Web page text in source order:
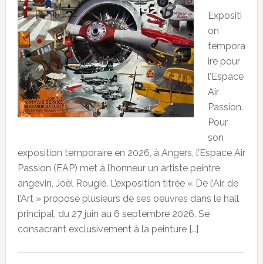
Expositi
on
tempora
ire pour
l’Espace
Air
Passion.
Pour
son
exposition temporaire en 2026, à Angers, l’Espace Air
Passion (EAP) met à l’honneur un artiste peintre
angevin, Joël Rougié. L’exposition titrée « De l’Air, de
l’Art » propose plusieurs de ses oeuvres dans le hall
principal, du 27 juin au 6 septembre 2026. Se
consacrant exclusivement à la peinture […]